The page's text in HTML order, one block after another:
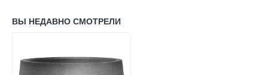
ВЫ НЕДАВНО СМОТРЕЛИ